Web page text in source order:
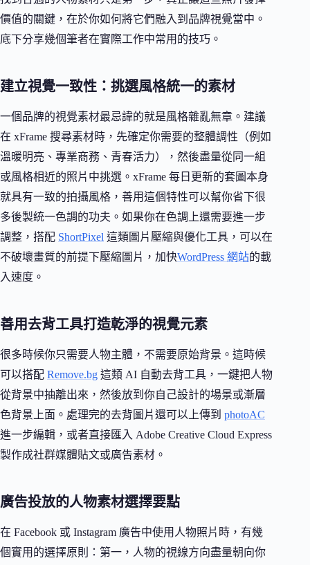
價值的關鍵，在於你如何將它們融入到品牌視覺當中。
底下分享幾個筆者在實際工作中常用的技巧。
建立視覺一致性：挑選風格統一的素材
一個品牌的視覺素材最忌諱的就是風格雜亂無章。建議
在 xFrame 搜尋素材時，先確定你需要的整體調性（例如
溫暖明亮、專業商務、青春活力），然後盡量從同一組
或風格相近的照片中挑選。xFrame 每日更新的套圖本身
就具有一致的拍攝風格，善用這個特性可以幫你省下很
多後製統一色調的功夫。如果你在色調上還需要進一步
調整，搭配 ShortPixel 這類圖片壓縮與優化工具，可以在
不破壞畫質的前提下壓縮圖片，加快WordPress 網站的載
入速度。
善用去背工具打造乾淨的視覺元素
很多時候你只需要人物主體，不需要原始背景。這時候
可以搭配 Remove.bg 這類 AI 自動去背工具，一鍵把人物
從背景中抽離出來，然後放到你自己設計的場景或漸層
色背景上面。處理完的去背圖片還可以上傳到 photoAC
進一步編輯，或者直接匯入 Adobe Creative Cloud Express
製作成社群媒體貼文或廣告素材。
廣告投放的人物素材選擇要點
在 Facebook 或 Instagram 廣告中使用人物照片時，有幾
個實用的選擇原則：第一，人物的視線方向盡量朝向你